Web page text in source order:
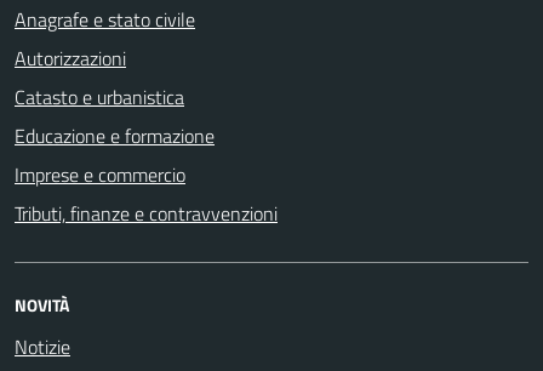
Anagrafe e stato civile
Autorizzazioni
Catasto e urbanistica
Educazione e formazione
Imprese e commercio
Tributi, finanze e contravvenzioni
NOVITÀ
Notizie